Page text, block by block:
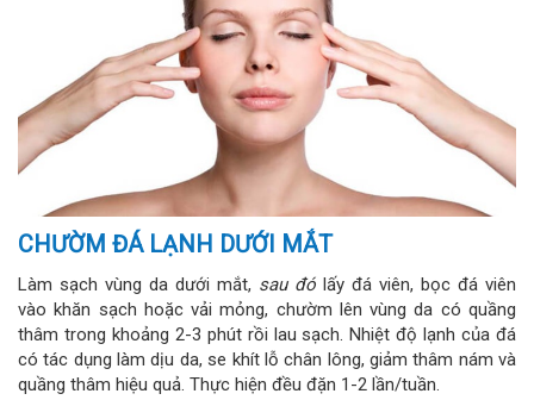
CHƯỜM ĐÁ LẠNH DƯỚI MẮT
Làm sạch vùng da dưới mắt, sau đó lấy đá viên, bọc đá viên
vào khăn sạch hoặc vải mỏng, chườm lên vùng da có quầng
thâm trong khoảng 2-3 phút rồi lau sạch. Nhiệt độ lạnh của đá
có tác dụng làm dịu da, se khít lỗ chân lông, giảm thâm nám và
quầng thâm hiệu quả. Thực hiện đều đặn 1-2 lần/tuần.